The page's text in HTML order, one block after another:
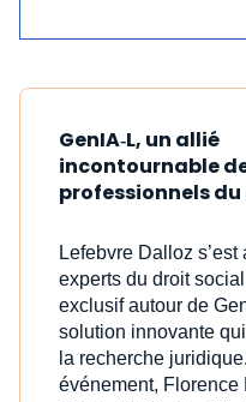
GenIA‑L, un allié
incontournable
professionnels
Lefebvre Dalloz
experts du droit
exclusif autour de
solution innovante
la recherche
événement, Florence